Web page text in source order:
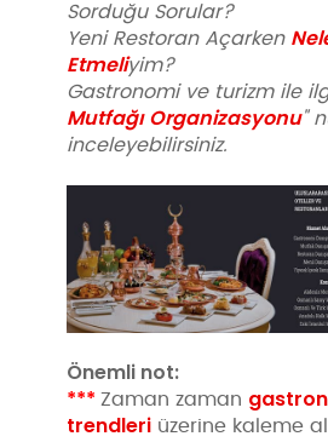
Sorduğu Sorular?
Yeni Restoran Açarken
Etmeliyim?
Gastronomi ve turizm ile
Mutfağı Organizasyonu"
inceleyebilirsiniz.
Önemli not:
***Zaman zaman
trendleri üzerine kaleme